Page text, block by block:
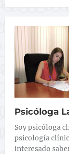
Psicóloga
Soy psicóloga
psicología
interesado